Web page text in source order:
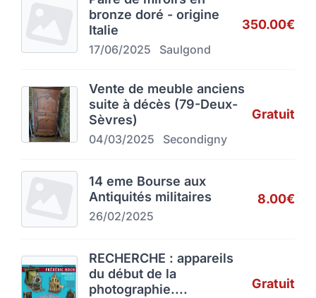
bronze doré - origine
Italie
17/06/2025 Saulgond
350.00€
Vente de meuble anciens
suite à décès (79-Deux-
Sèvres)
04/03/2025 Secondigny
Gratuit
14 eme Bourse aux
Antiquités militaires
26/02/2025
8.00€
RECHERCHE : appareils
du début de la
photographie....
Gratuit